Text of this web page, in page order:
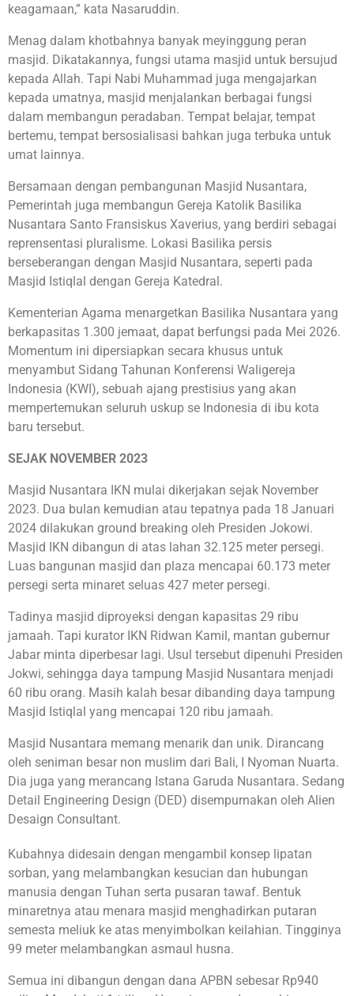
keagamaan,” kata Nasaruddin.
Menag dalam khotbahnya banyak meyinggung peran
masjid. Dikatakannya, fungsi utama masjid untuk bersujud
kepada Allah. Tapi Nabi Muhammad juga mengajarkan
kepada umatnya, masjid menjalankan berbagai fungsi
dalam membangun peradaban. Tempat belajar, tempat
bertemu, tempat bersosialisasi bahkan juga terbuka untuk
umat lainnya.
Bersamaan dengan pembangunan Masjid Nusantara,
Pemerintah juga membangun Gereja Katolik Basilika
Nusantara Santo Fransiskus Xaverius, yang berdiri sebagai
reprensentasi pluralisme. Lokasi Basilika persis
berseberangan dengan Masjid Nusantara, seperti pada
Masjid Istiqlal dengan Gereja Katedral.
Kementerian Agama menargetkan Basilika Nusantara yang
berkapasitas 1.300 jemaat, dapat berfungsi pada Mei 2026.
Momentum ini dipersiapkan secara khusus untuk
menyambut Sidang Tahunan Konferensi Waligereja
Indonesia (KWI), sebuah ajang prestisius yang akan
mempertemukan seluruh uskup se Indonesia di ibu kota
baru tersebut.
SEJAK NOVEMBER 2023
Masjid Nusantara IKN mulai dikerjakan sejak November
2023. Dua bulan kemudian atau tepatnya pada 18 Januari
2024 dilakukan ground breaking oleh Presiden Jokowi.
Masjid IKN dibangun di atas lahan 32.125 meter persegi.
Luas bangunan masjid dan plaza mencapai 60.173 meter
persegi serta minaret seluas 427 meter persegi.
Tadinya masjid diproyeksi dengan kapasitas 29 ribu
jamaah. Tapi kurator IKN Ridwan Kamil, mantan gubernur
Jabar minta diperbesar lagi. Usul tersebut dipenuhi Presiden
Jokwi, sehingga daya tampung Masjid Nusantara menjadi
60 ribu orang. Masih kalah besar dibanding daya tampung
Masjid Istiqlal yang mencapai 120 ribu jamaah.
Masjid Nusantara memang menarik dan unik. Dirancang
oleh seniman besar non muslim dari Bali, I Nyoman Nuarta.
Dia juga yang merancang Istana Garuda Nusantara. Sedang
Detail Engineering Design (DED) disempurnakan oleh Alien
Desaign Consultant.
Kubahnya didesain dengan mengambil konsep lipatan
sorban, yang melambangkan kesucian dan hubungan
manusia dengan Tuhan serta pusaran tawaf. Bentuk
minaretnya atau menara masjid menghadirkan putaran
semesta meliuk ke atas menyimbolkan keilahian. Tingginya
99 meter melambangkan asmaul husna.
Semua ini dibangun dengan dana APBN sebesar Rp940